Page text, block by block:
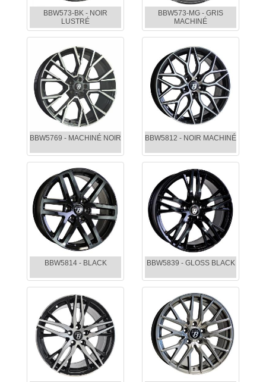
BBW573-BK - NOIR
LUSTRÉ
BBW573-MG - GRIS
MACHINÉ
BBW5769 - MACHINÉ NOIR BBW5812 - NOIR MACHINÉ
BBW5814 - BLACK BBW5839 - GLOSS BLACK